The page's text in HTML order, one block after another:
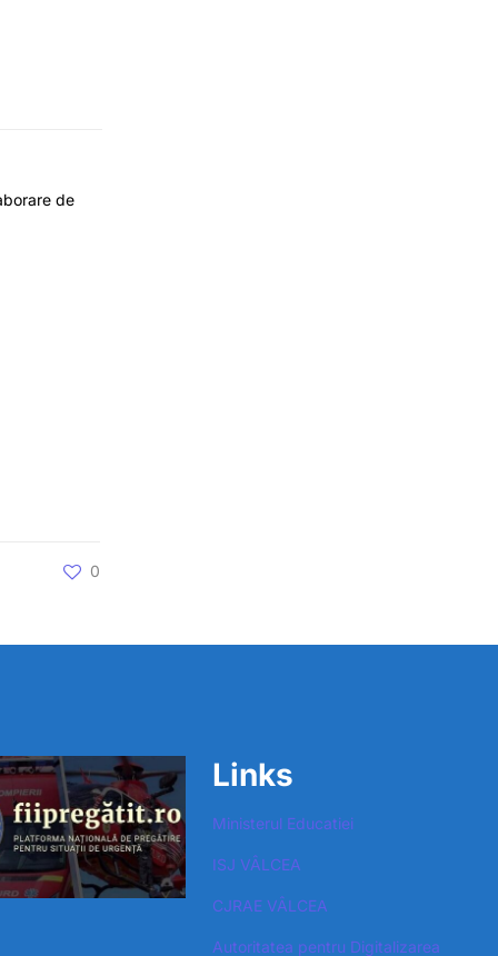
de
0
Links
Ministerul Educatiei
ISJ VÂLCEA
CJRAE VÂLCEA
Autoritatea pentru Digitalizarea